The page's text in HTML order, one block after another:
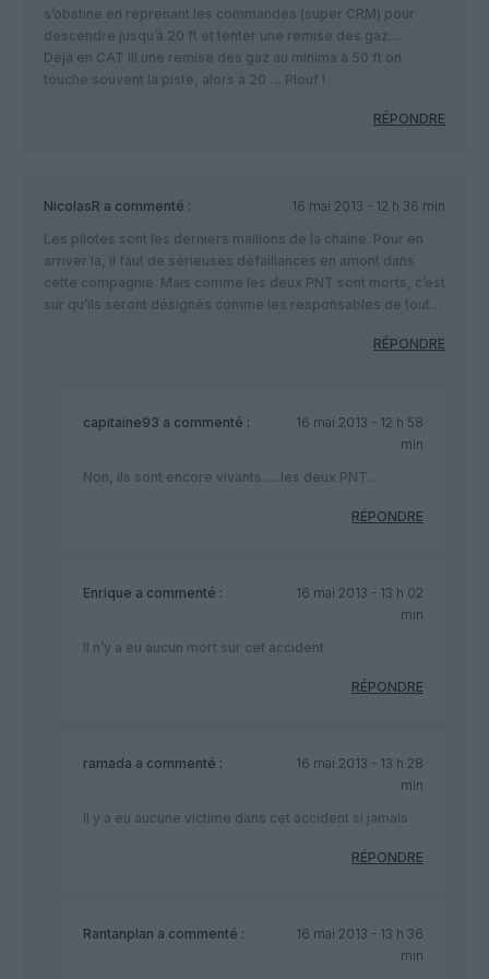
s’obstine en reprenant les commandes (super CRM) pour
descendre jusqu’à 20 ft et tenter une remise des gaz…
Déjà en CAT III une remise des gaz au minima à 50 ft on
touche souvent la piste, alors à 20 … Plouf !
RÉPONDRE
NicolasR a commenté :
16 mai 2013 - 12 h 36 min
Les pilotes sont les derniers maillons de la chaîne. Pour en
arriver la, il faut de sérieuses défaillances en amont dans
cette compagnie. Mais comme les deux PNT sont morts, c’est
sur qu’ils seront désignés comme les responsables de tout…
RÉPONDRE
capitaine93 a commenté :
16 mai 2013 - 12 h 58
min
Non, ils sont encore vivants…..les deux PNT..
RÉPONDRE
Enrique a commenté :
16 mai 2013 - 13 h 02
min
Il n’y a eu aucun mort sur cet accident
RÉPONDRE
ramada a commenté :
16 mai 2013 - 13 h 28
min
Il y a eu aucune victime dans cet accident si jamais
RÉPONDRE
Rantanplan a commenté :
16 mai 2013 - 13 h 36
min